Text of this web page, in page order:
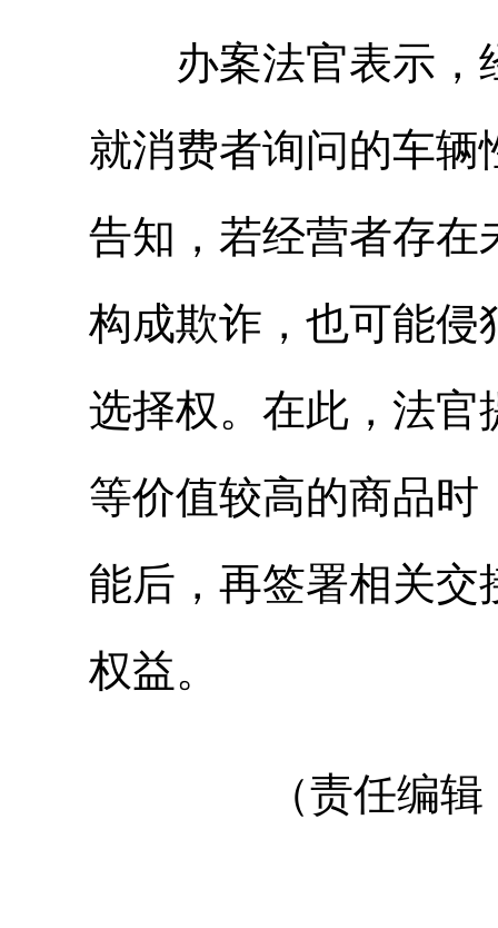
办案法官表示，
就消费者询问的车
告知，若经营者存在
构成欺诈，也可能侵
选择权。在此，法官
等价值较高的商品
能后，再签署相关
权益。
（责任编辑：